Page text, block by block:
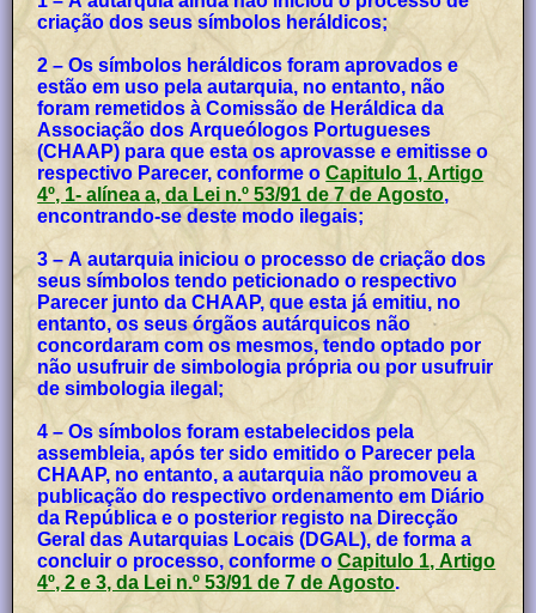
criação dos seus símbolos heráldicos;
2 – Os símbolos heráldicos foram aprovados e
estão em uso pela autarquia, no entanto, não
foram remetidos à Comissão de Heráldica da
Associação dos Arqueólogos Portugueses
(CHAAP) para que esta os aprovasse e emitisse o
respectivo Parecer, conforme oCapitulo 1, Artigo
4º, 1- alínea a, da Lei n.º 53/91 de 7 de Agosto,
encontrando-se deste modo ilegais;
3 – A autarquia iniciou o processo de criação dos
seus símbolos tendo peticionado o respectivo
Parecer junto da CHAAP, que esta já emitiu, no
entanto, os seus órgãos autárquicos não
concordaram com os mesmos, tendo optado por
não usufruir de simbologia própria ou por usufruir
de simbologia ilegal;
4 – Os símbolos foram estabelecidos pela
assembleia, após ter sido emitido o Parecer pela
CHAAP, no entanto, a autarquia não promoveu a
publicação do respectivo ordenamento em Diário
da República e o posterior registo na Direcção
Geral das Autarquias Locais (DGAL), de forma a
concluir o processo, conforme oCapitulo 1, Artigo
4º, 2 e 3, da Lei n.º 53/91 de 7 de Agosto.